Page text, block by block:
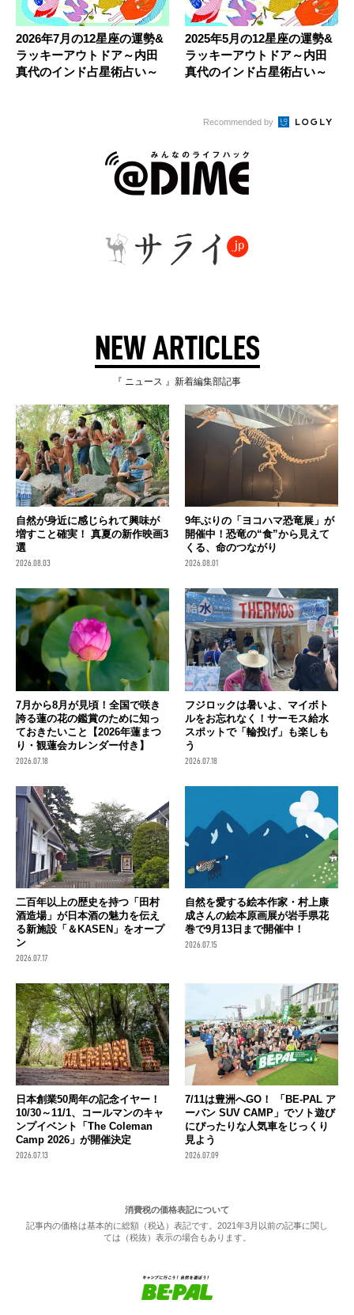
2026年7月の12星座の運勢&
ラッキーアウトドア～内田
真代のインド占星術占い～
2025年5月の12星座の運勢&
ラッキーアウトドア～内田
真代のインド占星術占い～
Recommended by
NEW ARTICLES
『 ニュース 』新着編集部記事
自然が身近に感じられて興味が
増すこと確実！ 真夏の新作映画3
選
2026.08.03
9年ぶりの「ヨコハマ恐竜展」が
開催中！恐竜の“食”から見えて
くる、命のつながり
2026.08.01
7月から8月が見頃！全国で咲き
誇る蓮の花の鑑賞のために知っ
ておきたいこと【2026年蓮まつ
り・観蓮会カレンダー付き】
2026.07.18
フジロックは暑いよ、マイボト
ルをお忘れなく！サーモス給水
スポットで「輪投げ」も楽しも
う
2026.07.18
二百年以上の歴史を持つ「田村
酒造場」が日本酒の魅力を伝え
る新施設「＆KASEN」をオープ
ン
2026.07.17
自然を愛する絵本作家・村上康
成さんの絵本原画展が岩手県花
巻で9月13日まで開催中！
2026.07.15
日本創業50周年の記念イヤー！
10/30～11/1、コールマンのキャ
ンプイベント「The Coleman
Camp 2026」が開催決定
2026.07.13
7/11は豊洲へGO！ 「BE-PAL ア
ーバン SUV CAMP」でソト遊び
にぴったりな人気車をじっくり
見よう
2026.07.09
消費税の価格表記について
記事内の価格は基本的に総額（税込）表記です。2021年3月以前の記事に関し
ては（税抜）表示の場合もあります。